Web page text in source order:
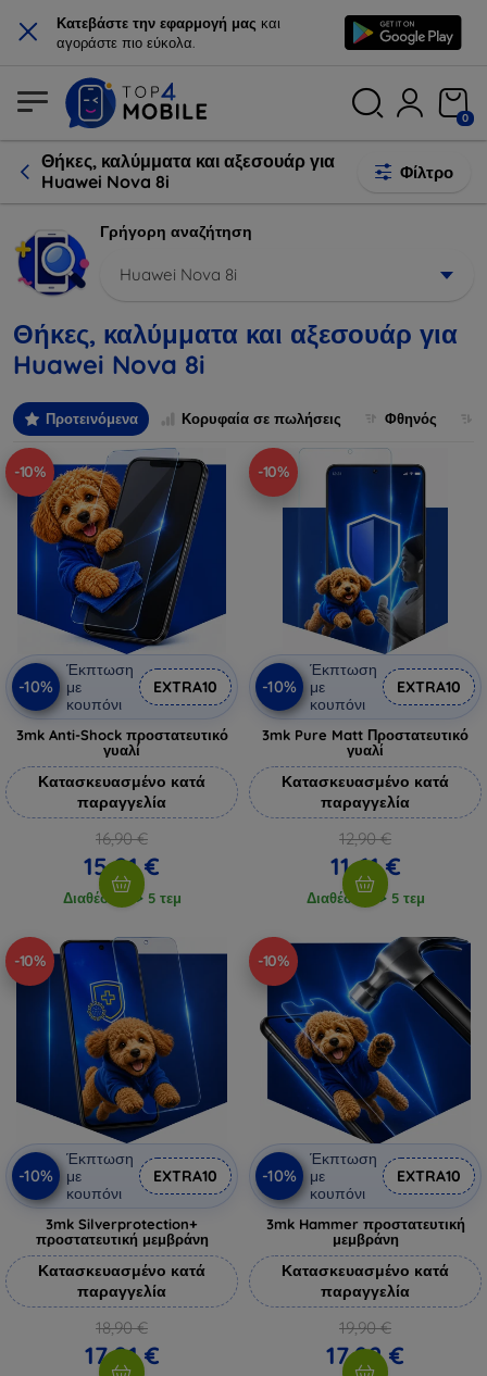
× Κατεβάστε την εφαρμογή μας και
αγοράστε πιο εύκολα.
0
Θήκες, καλύμματα και αξεσουάρ για
Huawei Nova 8i
Φίλτρο
Γρήγορη αναζήτηση
Huawei Nova 8i
Θήκες, καλύμματα και αξεσουάρ για
Huawei Nova 8i
Προτεινόμενα Κορυφαία σε πωλήσεις Φθηνός
-10%
-10%
Έκπτωση
με
κουπόνι
EXTRA10
3mk Anti-Shock προστατευτικό
γυαλί
Κατασκευασμένο κατά
παραγγελία
16,90 €
15,21 €
Διαθέσιμο > 5 τεμ
-10%
-10%
Έκπτωση
με
κουπόνι
EXTRA10
3mk Pure Matt Προστατευτικό
γυαλί
Κατασκευασμένο κατά
παραγγελία
12,90 €
11,61 €
Διαθέσιμο > 5 τεμ
-10%
-10%
Έκπτωση
με
κουπόνι
EXTRA10
3mk Silverprotection+
προστατευτική μεμβράνη
Κατασκευασμένο κατά
παραγγελία
18,90 €
17,01 €
-10%
-10%
Έκπτωση
με
κουπόνι
EXTRA10
3mk Hammer προστατευτική
μεμβράνη
Κατασκευασμένο κατά
παραγγελία
19,90 €
17,92 €